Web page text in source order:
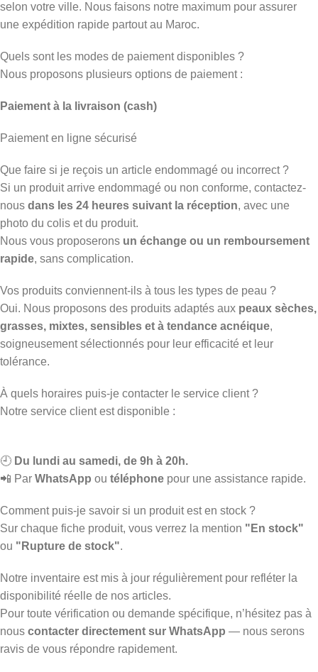
selon votre ville. Nous faisons notre maximum pour assurer
une expédition rapide partout au Maroc.
Quels sont les modes de paiement disponibles ?
Nous proposons plusieurs options de paiement :
Paiement à la livraison (cash)
Paiement en ligne sécurisé
Que faire si je reçois un article endommagé ou incorrect ?
Si un produit arrive endommagé ou non conforme, contactez-
nous dans les 24 heures suivant la réception, avec une
photo du colis et du produit.
Nous vous proposerons un échange ou un remboursement
rapide, sans complication.
Vos produits conviennent-ils à tous les types de peau ?
Oui. Nous proposons des produits adaptés aux peaux sèches,
grasses, mixtes, sensibles et à tendance acnéique,
soigneusement sélectionnés pour leur efficacité et leur
tolérance.
À quels horaires puis-je contacter le service client ?
Notre service client est disponible :
🕘 Du lundi au samedi, de 9h à 20h.
📲 Par WhatsApp ou téléphone pour une assistance rapide.
Comment puis-je savoir si un produit est en stock ?
Sur chaque fiche produit, vous verrez la mention "En stock"
ou "Rupture de stock".
Notre inventaire est mis à jour régulièrement pour refléter la
disponibilité réelle de nos articles.
Pour toute vérification ou demande spécifique, n’hésitez pas à
nous contacter directement sur WhatsApp — nous serons
ravis de vous répondre rapidement.